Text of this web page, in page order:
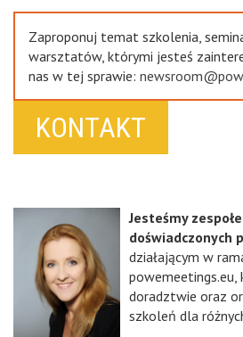
Zaproponuj temat szkolenia,
warsztatów, którymi jesteś
nas w tej sprawie:
KONTAKT
Jesteśmy
doświadczonych
działającym w
doradztwie oraz
szkoleń dla